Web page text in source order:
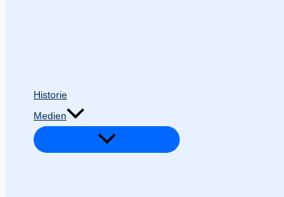
Historie
Medien